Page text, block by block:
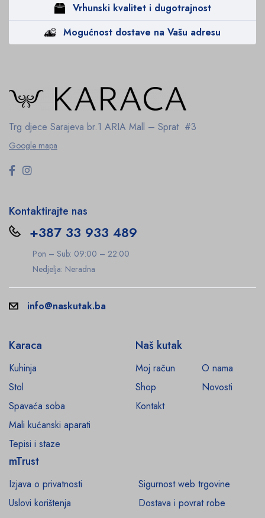
Vrhunski kvalitet i dugotrajnost
Mogućnost dostave na Vašu adresu
Trg djece Sarajeva br.1 ARIA Mall – Sprat #3
Google mapa
Kontaktirajte nas
+387 33 933 489
Pon – Sub: 09:00 – 22:00
Nedjelja: Neradna
info@naskutak.ba
Karaca
Kuhinja
Stol
Spavaća soba
Mali kućanski aparati
Tepisi i staze
Naš kutak
Moj račun
O nama
Shop
Novosti
Kontakt
mTrust
Izjava o privatnosti
Sigurnost web trgovine
Uslovi korištenja
Dostava i povrat robe